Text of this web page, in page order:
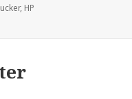
, HP
NFi zum drucken bringen